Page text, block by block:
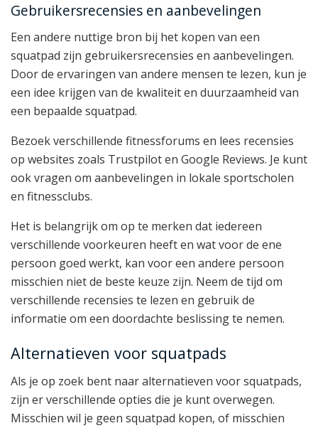
Gebruikersrecensies en aanbevelingen
Een andere nuttige bron bij het kopen van een
squatpad zijn gebruikersrecensies en aanbevelingen.
Door de ervaringen van andere mensen te lezen, kun je
een idee krijgen van de kwaliteit en duurzaamheid van
een bepaalde squatpad.
Bezoek verschillende fitnessforums en lees recensies
op websites zoals Trustpilot en Google Reviews. Je kunt
ook vragen om aanbevelingen in lokale sportscholen
en fitnessclubs.
Het is belangrijk om op te merken dat iedereen
verschillende voorkeuren heeft en wat voor de ene
persoon goed werkt, kan voor een andere persoon
misschien niet de beste keuze zijn. Neem de tijd om
verschillende recensies te lezen en gebruik de
informatie om een doordachte beslissing te nemen.
Alternatieven voor squatpads
Als je op zoek bent naar alternatieven voor squatpads,
zijn er verschillende opties die je kunt overwegen.
Misschien wil je geen squatpad kopen, of misschien